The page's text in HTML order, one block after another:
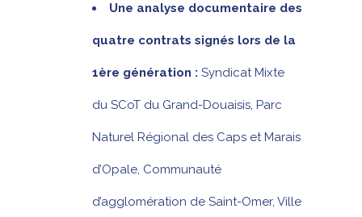
Une analyse documentaire des
quatre contrats signés lors de la
1ère génération : Syndicat Mixte
du SCoT du Grand-Douaisis, Parc
Naturel Régional des Caps et Marais
d’Opale, Communauté
d’agglomération de Saint-Omer, Ville